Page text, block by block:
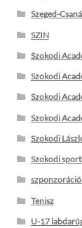
Szeged-
SZIN
Szokodi
Szokodi
Szokodi
Szokodi
Szokodi
Szokodi
Tenisz
U-17